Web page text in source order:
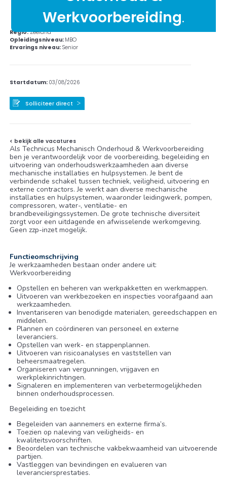
Werkvoorbereiding.
Regio: Zeeland
Opleidingsniveau: MBO
Ervarings niveau: Senior
Startdatum: 03/08/2026
Solliciteer direct
< bekijk alle vacatures
Als Technicus Mechanisch Onderhoud & Werkvoorbereiding
ben je verantwoordelijk voor de voorbereiding, begeleiding en
uitvoering van onderhoudswerkzaamheden aan diverse
mechanische installaties en hulpsystemen. Je bent de
verbindende schakel tussen techniek, veiligheid, uitvoering en
externe contractors. Je werkt aan diverse mechanische
installaties en hulpsystemen, waaronder leidingwerk, pompen,
compressoren, water-, ventilatie- en
brandbeveiligingssystemen. De grote technische diversiteit
zorgt voor een uitdagende en afwisselende werkomgeving.
Geen zzp-inzet mogelijk.
Functieomschrijving
Je werkzaamheden bestaan onder andere uit:
Werkvoorbereiding
Opstellen en beheren van werkpakketten en werkmappen.
Uitvoeren van werkbezoeken en inspecties voorafgaand aan
werkzaamheden.
Inventariseren van benodigde materialen, gereedschappen en
middelen.
Plannen en coördineren van personeel en externe
leveranciers.
Opstellen van werk- en stappenplannen.
Uitvoeren van risicoanalyses en vaststellen van
beheersmaatregelen.
Organiseren van vergunningen, vrijgaven en
werkplekinrichtingen.
Signaleren en implementeren van verbetermogelijkheden
binnen onderhoudsprocessen.
Begeleiding en toezicht
Begeleiden van aannemers en externe firma’s.
Toezien op naleving van veiligheids- en
kwaliteitsvoorschriften.
Beoordelen van technische vakbekwaamheid van uitvoerende
partijen.
Vastleggen van bevindingen en evalueren van
leveranciersprestaties.